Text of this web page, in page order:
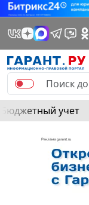
Бюджетный учет